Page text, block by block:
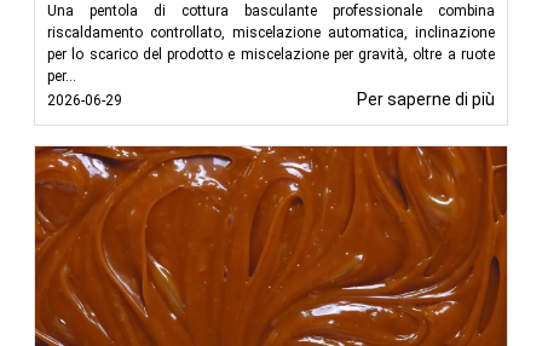
Una pentola di cottura basculante professionale combina
riscaldamento controllato, miscelazione automatica, inclinazione
per lo scarico del prodotto e miscelazione per gravità, oltre a ruote
per...
2026-06-29
Per saperne di più